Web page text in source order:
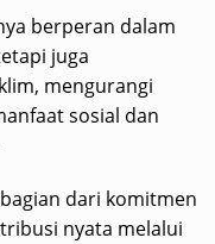
berperan dalam
juga
mengurangi
sosial dan
dari komitmen
nyata melalui